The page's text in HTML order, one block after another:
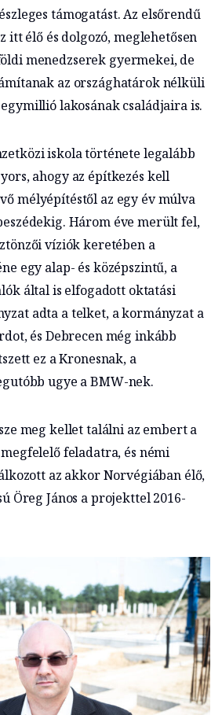
támogatást. Az elsőrendű
itt élő és dolgozó, meglehetősen
menedzserek gyermekei, de
az országhatárok nélküli
lakosának családjaira is.
iskola története legalább
ahogy az építkezés kell
mélyépítéstől az egy év múlva
Három éve merült fel,
víziók keretében a
egy alap- és középszintű, a
által is elfogadott oktatási
adta a telket, a kormányzat a
és Debrecen még inkább
ez a Kronesnak, a
ugye a BMW-nek.
meg kellet találni az embert a
feladatra, és némi
az akkor Norvégiában élő,
Öreg János a projekttel 2016-